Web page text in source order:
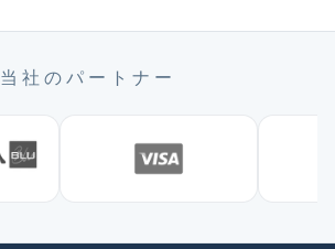
当社のパートナー